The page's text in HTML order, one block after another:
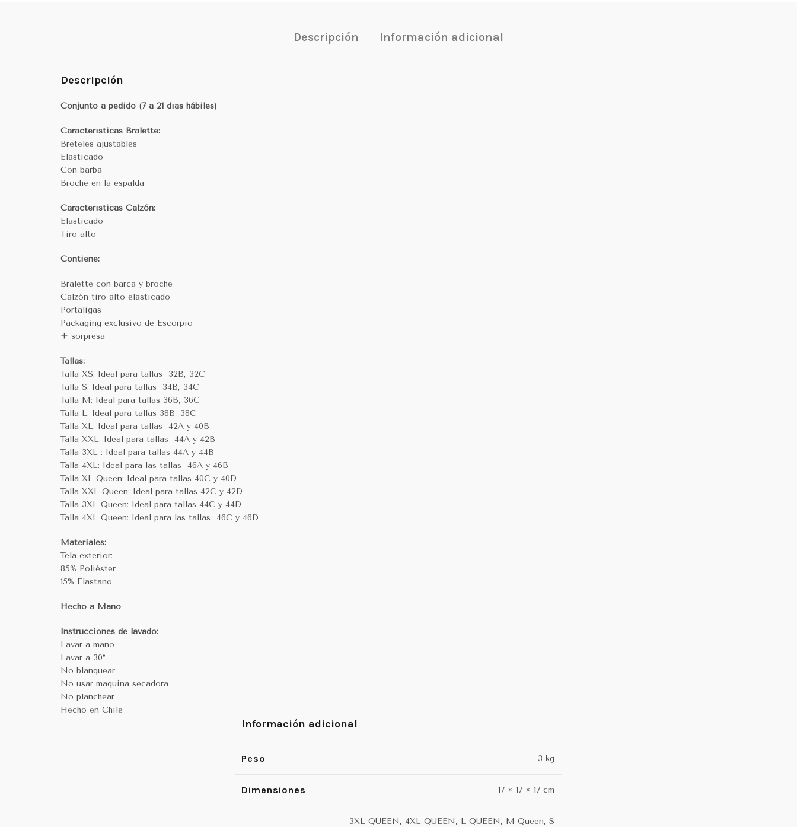
Descripción Información adicional
Descripción
Conjunto a pedido (7 a 21 días hábiles)
Características Bralette:
Breteles ajustables
Elasticado
Con barba
Broche en la espalda
Características Calzón:
Elasticado
Tiro alto
Contiene:
Bralette con barca y broche
Calzón tiro alto elasticado
Portaligas
Packaging exclusivo de Escorpio
+ sorpresa
Tallas:
Talla XS: Ideal para tallas 32B, 32C
Talla S: Ideal para tallas 34B, 34C
Talla M: Ideal para tallas 36B, 36C
Talla L: Ideal para tallas 38B, 38C
Talla XL: Ideal para tallas 42A y 40B
Talla XXL: Ideal para tallas 44A y 42B
Talla 3XL : Ideal para tallas 44A y 44B
Talla 4XL: Ideal para las tallas 46A y 46B
Talla XL Queen: Ideal para tallas 40C y 40D
Talla XXL Queen: Ideal para tallas 42C y 42D
Talla 3XL Queen: Ideal para tallas 44C y 44D
Talla 4XL Queen: Ideal para las tallas 46C y 46D
Materiales:
Tela exterior:
85% Poliéster
15% Elastano
Hecho a Mano
Instrucciones de lavado:
Lavar a mano
Lavar a 30°
No blanquear
No usar maquina secadora
No planchear
Hecho en Chile
Información adicional
Peso 3 kg
Dimensiones 17 × 17 × 17 cm
3XL QUEEN, 4XL QUEEN, L QUEEN, M Queen, S